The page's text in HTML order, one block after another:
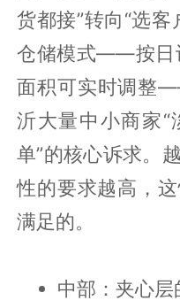
货都接”转向“选
仓储模式——按日
面积可实时调整
沂大量中小商家“
单”的核心诉求。
性的要求越高，
满足的。
中部：夹心层